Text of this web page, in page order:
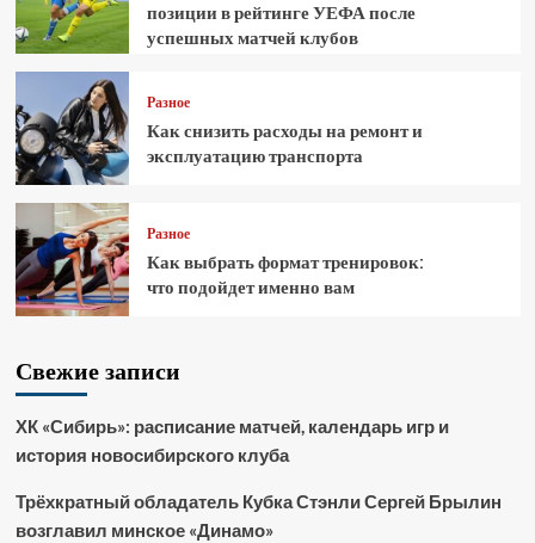
позиции в рейтинге УЕФА после
успешных матчей клубов
Разное
Как снизить расходы на ремонт и
эксплуатацию транспорта
Разное
Как выбрать формат тренировок:
что подойдет именно вам
Свежие записи
ХК «Сибирь»: расписание матчей, календарь игр и
история новосибирского клуба
Трёхкратный обладатель Кубка Стэнли Сергей Брылин
возглавил минское «Динамо»